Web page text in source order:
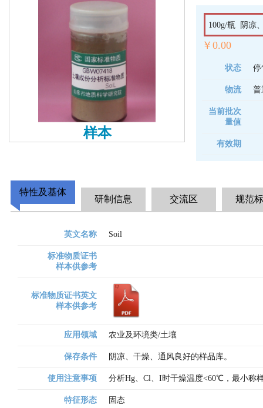
样本
100g/瓶 阴凉
￥0.00
状态 停
物流 普
当前批次
量值
有效期
特性及基体
研制信息 交流区 规范
英文名称 Soil
标准物质证书
样本供参考
标准物质证书英文
样本供参考
应用领域 农业及环境类/土壤
保存条件 阴凉、干燥、通风良好的样品库。
使用注意事项 分析Hg、Cl、I时干燥温度<60℃，最小称
特征形态 固态